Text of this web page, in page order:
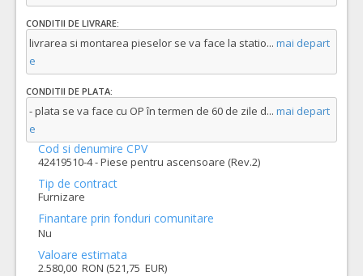
CONDITII DE LIVRARE:
livrarea si montarea pieselor se va face la statio... mai depart
e
CONDITII DE PLATA:
- plata se va face cu OP în termen de 60 de zile d... mai depart
e
Cod si denumire CPV
42419510-4 - Piese pentru ascensoare (Rev.2)
Tip de contract
Furnizare
Finantare prin fonduri comunitare
Nu
Valoare estimata
2.580,00 RON (521,75 EUR)